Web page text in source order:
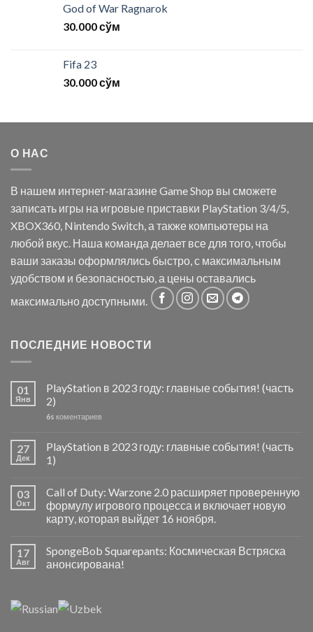
God of War Ragnarok
30.000сўм
Fifa 23
30.000сўм
О НАС
В нашем интернет-магазине Game Shop вы сможете
записать игры на игровые приставки PlayStation 3/4/5,
XBOX360, Nintendo Switch, а также компьютеры на
любой вкус. Наша команда делает все для того, чтобы
ваши заказы оформлялись быстро, с максимальным
удобством и безопасностью, а цены оставались
максимально доступными.
ПОСЛЕДНИЕ НОВОСТИ
01
Янв
PlayStation в 2023 году: главные события! (часть
2)
6s коментариев
27
Дек
PlayStation в 2023 году: главные события! (часть
1)
03
Окт
Call of Duty: Warzone 2.0 расширяет проверенную
формулу игрового процесса и включает новую
карту, которая выйдет 16 ноября.
17
Авг
SpongeBob Squarepants: Космическая Встряска
анонсирована!